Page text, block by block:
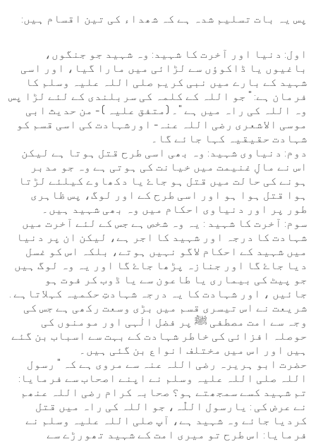
پس یہ بات تسلیم شدہ ہے کہ شھداء کی تین اقسام ہیں:
اول: دنیا اور آخرت کا شہید: وہ شہید جو جنگوں،
باغیوں یا ڈاکوؤں سے لڑائی میں مارا گیا، اور اسی
شہید کے بارے میں نبی کریم صلی اللہ علیہ وسلم کا
فرمان ہے: " جو اللہ کے کلمہ کی سربلندی کے لئے لڑا پس
وہ اللہ کی راہ میں ہے "۔ (متفق علیہ ) - من حدیث ابی
موسی الاشعری رضی اللہ عنہ- اورشہادت کی اسی قسم کو
شہادت حقیقیہ کہا جائے گا۔
دوم: دنیاوی شہید: وہ بھی اسی طرح قتل ہوتا ہے لیکن
اس نے مالِ غنیمت میں خیانت کی ہوتی ہے وہ جو مدبر
ہونے کی حالت میں قتل ہو جاۓ یا دکھاوے کیلئے لڑتا
ہوا قتل ہوا ہو اور اسی طرح کے اور لوگ، پس ظاہری
طور پر اور دنیاوی احکام میں وہ بھی شہید ہیں۔
سوم: آخرت کا شہید : یہ وہ شخص ہے جس کے لئے آخرت میں
شہادت کا درجہ اور شہید کا اجر ہے، لیکن ان پر دنیا
میں شہید کے احکام لاگو نہیں ہوتے، بلکہ اس کو غسل
دیا جاۓ گا اور جنازہ پڑھا جاۓ گا اور یہ وہ لوگ ہیں
جو پیٹ کی بیماری یا طاعون سے یا ڈوب کر فوت ہو
جائیں ، اور شہادت کا یہ درجہ شہادتِ حکمیہ کہلاتاہے .
شریعت نے اس تیسری قسم میں بڑی وسعت رکھی ہے جس کی
وجہ سے امت مصطفی ﷺ پر فضل الٰہی اور مومنوں کی
حوصلہ افزائی کی خاطر شہادت کے بہت سے اسباب بن گئے
ہیں اور اس میں مختلف انواع بن گئی ہیں۔
حضرت ابو ہریرہ رضی اللہ عنہ سے مروی ہے کہ " رسول
اللہ صلی اللہ علیہ وسلم نے اپنے اصحاب سے فرمایا:
تم شہید کسے سمجھتے ہو؟ صحابہ کرام رضی اللہ عنھم
نے عرض کی : یارسول اللّٰہ، جو اللہ کی راہ میں قتل
کردیا جائے وہ شہید ہے، آپ صلی اللہ علیہ وسلم نے
فرمایا: اس طرح تو میری امت کے شہید تھورڑے سے